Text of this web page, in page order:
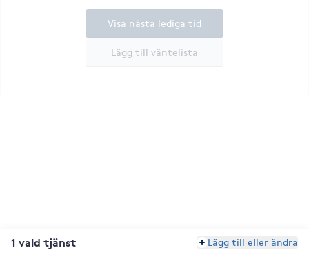
Lägg till väntelista
Visa nästa lediga tid
1 vald tjänst Lägg till eller ändra